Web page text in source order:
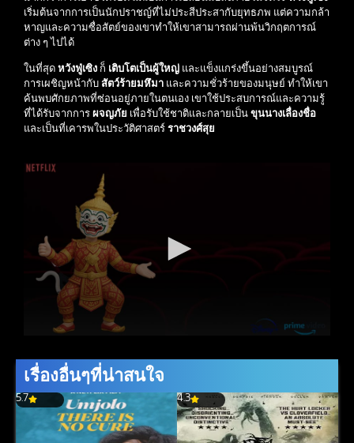
เริ่มต้นจากการเป็นนักปราชญ์ที่ไม่ประสีประสากับยุทธภพ แต่ความกล้า
หาญและความซื่อสัตย์ของเขาทำให้เขาสามารถผ่านพ้นวิกฤตการณ์
ต่าง ๆ ไปได้
ในที่สุดหวังฟู่เซิง ก็ เติบโตเป็นผู้ใหญ่ และแข็งแกร่งขึ้นอย่างสมบูรณ์
การเผชิญหน้ากับสัตว์ร้ายมหึมา และความชั่วร้ายของมนุษย์ ทำให้เขา
ค้นพบศักยภาพที่ซ่อนอยู่ภายในตนเอง เขาใช้ประสบการณ์และความรู้
ที่ได้รับจากการผจญภัย เพื่อรับใช้ชาติและกลายเป็นขุนนางเลื่องชื่อ
และเป็นที่เคารพในประวัติศาสตร์ราชวงศ์สุย
เรื่องอื่นๆที่น่าสนใจ
5.7 4.3